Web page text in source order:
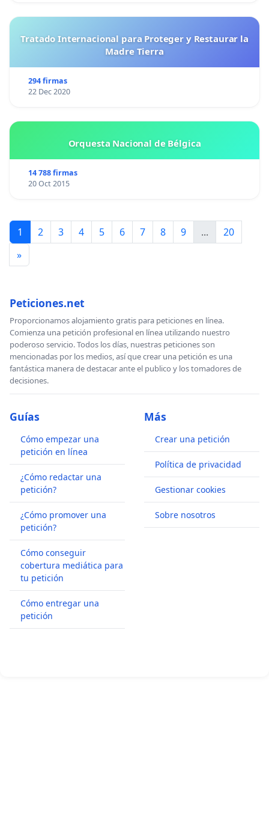
Tratado Internacional para Proteger y Restaurar la
Madre Tierra
294 firmas
22 Dec 2020
Orquesta Nacional de Bélgica
14 788 firmas
20 Oct 2015
1 2 3 4 5 6 7 8 9 ...
20
»
Peticiones.net
Proporcionamos alojamiento gratis para peticiones en línea.
Comienza una petición profesional en línea utilizando nuestro
poderoso servicio. Todos los días, nuestras peticiones son
mencionadas por los medios, así que crear una petición es una
fantástica manera de destacar ante el publico y los tomadores de
decisiones.
Guías
Cómo empezar una
petición en línea
¿Cómo redactar una
petición?
¿Cómo promover una
petición?
Cómo conseguir
cobertura mediática para
tu petición
Cómo entregar una
petición
Más
Crear una petición
Política de privacidad
Gestionar cookies
Sobre nosotros